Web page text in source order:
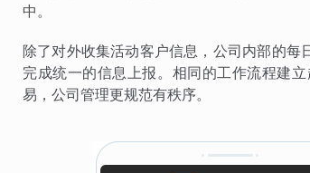
中。
除了对外收集活动客户信息，公司内部的
完成统一的信息上报。相同的工作流程建
易，公司管理更规范有秩序。